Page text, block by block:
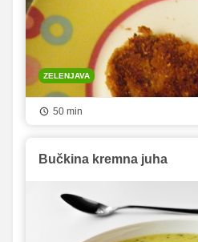
ZELENJAVA
50 min
Bučkina kremna juha